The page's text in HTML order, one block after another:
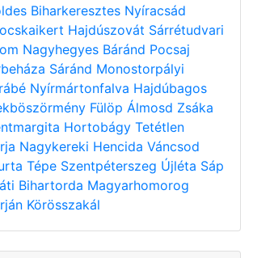
Biharkeresztes Nyíracsád
Hajdúszovát Sárrétudvari
Nagyhegyes Báránd Pocsaj
Sáránd Monostorpályi
Nyírmártonfalva Hajdúbagos
Fülöp Álmosd Zsáka
Hortobágy Tetétlen
Nagykereki Hencida Váncsod
Tépe Szentpéterszeg Újléta Sáp
Bihartorda Magyarhomorog
Körösszakál